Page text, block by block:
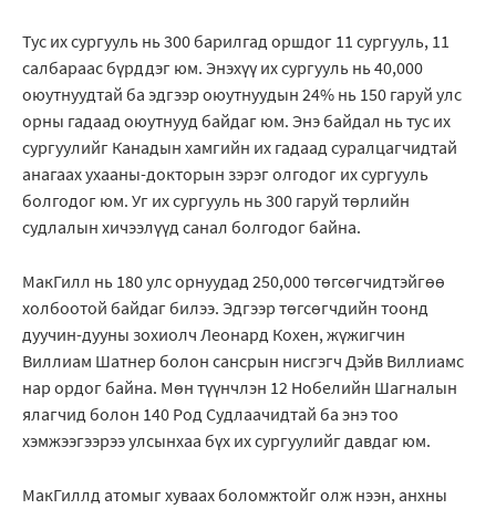
Тус их сургууль нь 300 барилгад оршдог 11 сургууль, 11
салбараас бүрддэг юм. Энэхүү их сургууль нь 40,000
оюутнуудтай ба эдгээр оюутнуудын 24% нь 150 гаруй улс
орны гадаад оюутнууд байдаг юм. Энэ байдал нь тус их
сургуулийг Канадын хамгийн их гадаад суралцагчидтай
анагаах ухааны-докторын зэрэг олгодог их сургууль
болгодог юм. Уг их сургууль нь 300 гаруй төрлийн
судлалын хичээлүүд санал болгодог байна.
МакГилл нь 180 улс орнуудад 250,000 төгсөгчидтэйгөө
холбоотой байдаг билээ. Эдгээр төгсөгчдийн тоонд
дуучин-дууны зохиолч Леонард Кохен, жүжигчин
Виллиам Шатнер болон сансрын нисгэгч Дэйв Виллиамс
нар ордог байна. Мөн түүнчлэн 12 Нобелийн Шагналын
ялагчид болон 140 Род Судлаачидтай ба энэ тоо
хэмжээгээрээ улсынхаа бүх их сургуулийг давдаг юм.
МакГиллд атомыг хуваах боломжтойг олж нээн, анхны